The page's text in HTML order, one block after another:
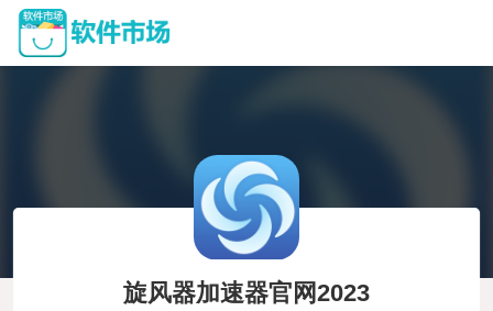
旋风器加速器官网2023